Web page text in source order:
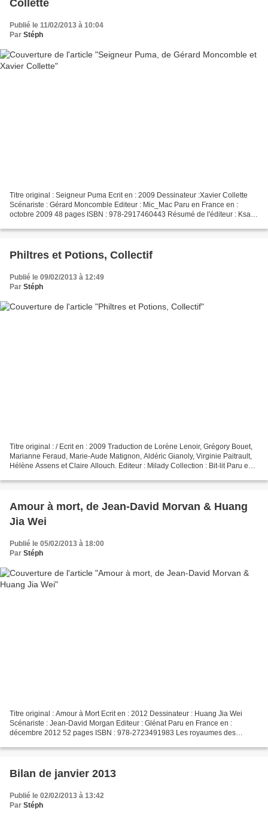
Collette
Publié le 11/02/2013 à 10:04
Par Stéph
Titre original : Seigneur Puma Ecrit en : 2009 Dessinateur :Xavier Collette
Scénariste : Gérard Moncomble Editeur : Mic_Mac Paru en France en :
octobre 2009 48 pages ISBN : 978-2917460443 Résumé de l'éditeur : Ksaar
Philtres et Potions, Collectif
Publié le 09/02/2013 à 12:49
Par Stéph
Titre original : / Ecrit en : 2009 Traduction de Lorène Lenoir, Grégory Bouet,
Marianne Feraud, Marie-Aude Matignon, Aldéric Gianoly, Virginie Paitrault,
Hélène Assens et Claire Allouch. Editeur : Milady Collection : Bit-lit Paru en
Amour à mort, de Jean-David Morvan & Huang
Jia Wei
Publié le 05/02/2013 à 18:00
Par Stéph
Titre original : Amour à Mort Ecrit en : 2012 Dessinateur : Huang Jia Wei
Scénariste : Jean-David Morgan Editeur : Glénat Paru en France en :
décembre 2012 52 pages ISBN : 978-2723491983 Les royaumes des
Bilan de janvier 2013
Publié le 02/02/2013 à 13:42
Par Stéph